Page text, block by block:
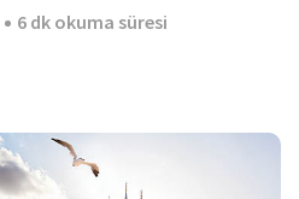
6 dk okuma süresi